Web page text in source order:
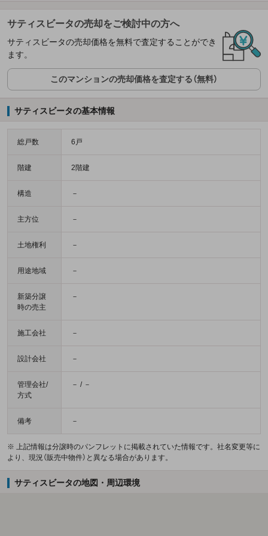
サティスビータの売却をご検討中の方へ
サティスビータの売却価格を無料で査定することができ
ます。
このマンションの売却価格を査定する（無料）
サティスビータの基本情報
総戸数 6戸
階建 2階建
構造 －
主方位 －
土地権利 －
用途地域 －
新築分譲
時の売主
－
施工会社 －
設計会社 －
管理会社/
方式
－ / －
備考 －
※ 上記情報は分譲時のパンフレットに掲載されていた情報です。社名変更等に
より、現況（販売中物件）と異なる場合があります。
サティスビータの地図・周辺環境